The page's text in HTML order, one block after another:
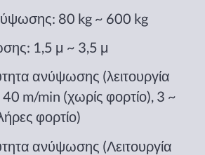
80 kg ~ 600 kg
1,5 μ ~ 3,5 μ
ανύψωσης (λειτουργία
m/min (χωρίς φορτίο), 3 ~
φορτίο)
ανύψωσης (Λειτουργία